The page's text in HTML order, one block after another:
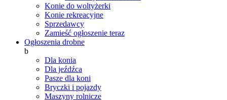
Konie do woltyżerki
Konie rekreacyjne
Sprzedawcy
Zamieść ogłoszenie teraz
Ogłoszenia drobne
b
Dla konia
Dla jeźdźca
Pasze dla koni
Bryczki i pojazdy
Maszyny rolnicze